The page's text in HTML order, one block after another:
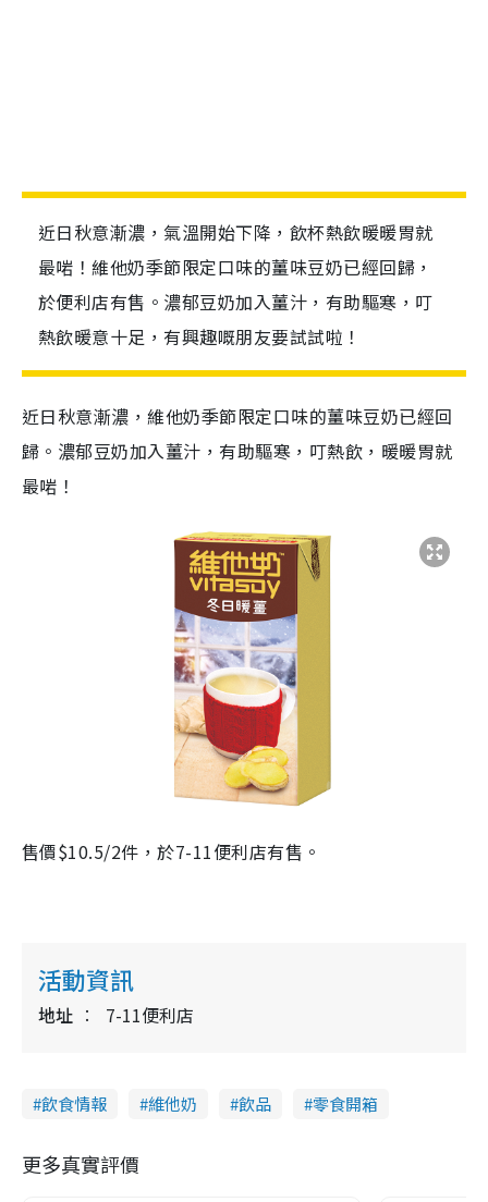
近日秋意漸濃，氣溫開始下降，飲杯熱飲暖暖胃就
最啱！維他奶季節限定口味的薑味豆奶已經回歸，
於便利店有售。濃郁豆奶加入薑汁，有助驅寒，叮
熱飲暖意十足，有興趣嘅朋友要試試啦！
近日秋意漸濃，維他奶季節限定口味的薑味豆奶已經回
歸。濃郁豆奶加入薑汁，有助驅寒，叮熱飲，暖暖胃就
最啱！
售價$10.5/2件，於7-11便利店有售。
活動資訊
地址 7-11便利店
飲食情報 維他奶 飲品 零食開箱
更多真實評價